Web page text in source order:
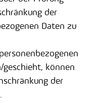
der
Daten zu
geschieht, können
der